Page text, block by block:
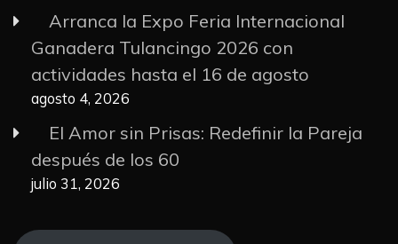
Arranca la Expo Feria Internacional
Ganadera Tulancingo 2026 con
actividades hasta el 16 de agosto
agosto 4, 2026
El Amor sin Prisas: Redefinir la Pareja
después de los 60
julio 31, 2026